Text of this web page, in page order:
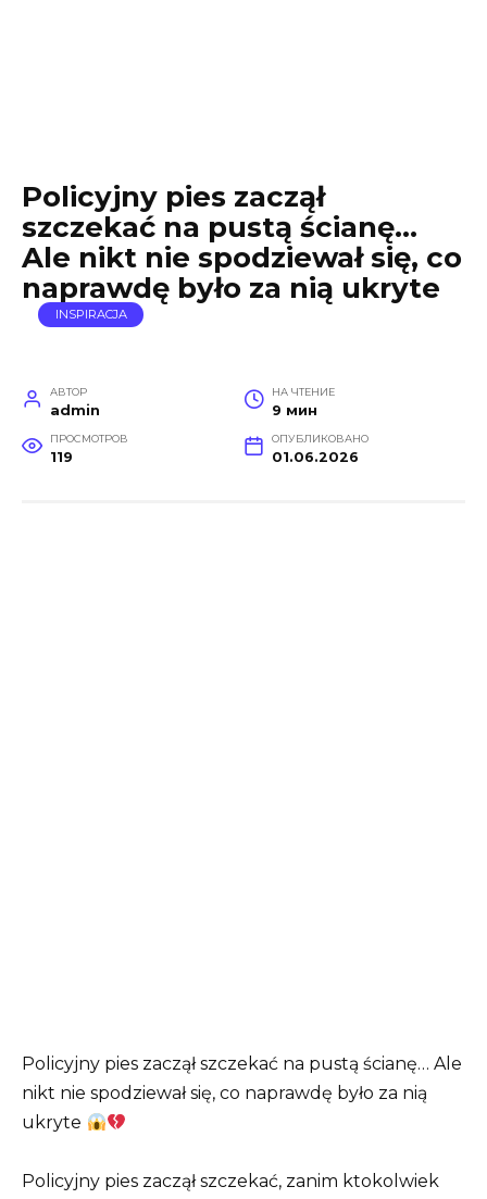
Policyjny pies zaczął
szczekać na pustą ścianę…
Ale nikt nie spodziewał się, co
naprawdę było za nią ukryte
INSPIRACJA
АВТОР
admin
НА ЧТЕНИЕ
9 мин
ПРОСМОТРОВ
119
ОПУБЛИКОВАНО
01.06.2026
Policyjny pies zaczął szczekać na pustą ścianę… Ale
nikt nie spodziewał się, co naprawdę było za nią
ukryte
Policyjny pies zaczął szczekać, zanim ktokolwiek